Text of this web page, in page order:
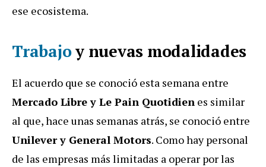
ese ecosistema.
Trabajoy nuevas modalidades
El acuerdo que se conoció esta semana entre
Mercado Libre y Le Pain Quotidien es similar
al que, hace unas semanas atrás, se conoció entre
Unilever y General Motors. Como hay personal
de las empresas más limitadas a operar por las